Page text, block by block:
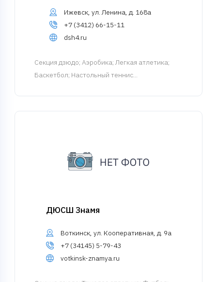
Ижевск, ул. Ленина, д. 168а
+7 (3412) 66-15-11
dsh4.ru
Cекция дзюдо; Аэробика; Легкая атлетика;
Баскетбол; Настольный теннис...
ДЮСШ Знамя
Воткинск, ул. Кооперативная, д. 9а
+7 (34145) 5-79-43
votkinsk-znamya.ru